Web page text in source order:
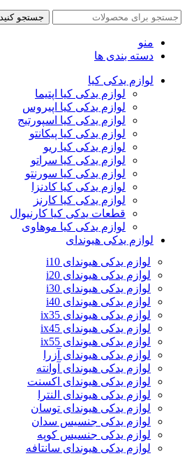
جستجو کنید
منو
دسته بندی ها
لوازم یدکی کیا
لوازم یدکی کیا اپتیما
لوازم یدکی کیا اپیروس
لوازم یدکی کیا اسپورتیج
لوازم یدکی کیا پیکانتو
لوازم یدکی کیا ریو
لوازم یدکی کیا سراتو
لوازم یدکی کیا سورنتو
لوازم یدکی کیا کادنزا
لوازم یدکی کیا کارنز
قطعات یدکی کیا کارنیوال
لوازم یدکی کیا موهاوی
لوازم یدکی هیوندای
لوازم یدکی هیوندای i10
لوازم یدکی هیوندای i20
لوازم یدکی هیوندای i30
لوازم یدکی هیوندای i40
لوازم یدکی هیوندای ix35
لوازم یدکی هیوندای ix45
لوازم یدکی هیوندای ix55
لوازم یدکی هیوندای آزرا
لوازم یدکی هیوندای آوانته
لوازم یدکی هیوندای اکسنت
لوازم یدکی هیوندای النترا
لوازم یدکی هیوندای توسان
لوازم یدکی جنسیس سدان
لوازم یدکی جنسیس کوپه
لوازم یدکی هیوندای سانتافه